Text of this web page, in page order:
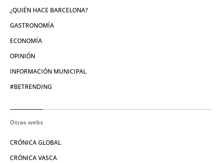
¿QUIÉN HACE BARCELONA?
GASTRONOMÍA
ECONOMÍA
OPINIÓN
INFORMACIÓN MUNICIPAL
#BETRENDING
Otras webs
CRÓNICA GLOBAL
CRÓNICA VASCA